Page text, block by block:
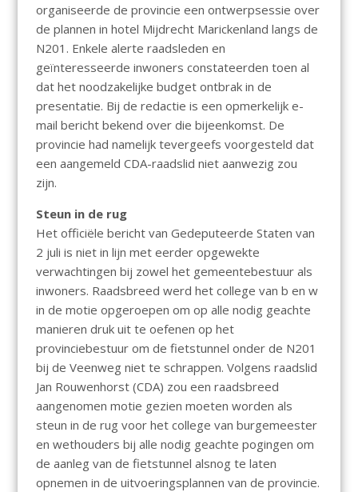
organiseerde de provincie een ontwerpsessie over
de plannen in hotel Mijdrecht Marickenland langs de
N201. Enkele alerte raadsleden en
geïnteresseerde inwoners constateerden toen al
dat het noodzakelijke budget ontbrak in de
presentatie. Bij de redactie is een opmerkelijk e-
mail bericht bekend over die bijeenkomst. De
provincie had namelijk tevergeefs voorgesteld dat
een aangemeld CDA-raadslid niet aanwezig zou
zijn.
Steun in de rug
Het officiële bericht van Gedeputeerde Staten van
2 juli is niet in lijn met eerder opgewekte
verwachtingen bij zowel het gemeentebestuur als
inwoners. Raadsbreed werd het college van b en w
in de motie opgeroepen om op alle nodig geachte
manieren druk uit te oefenen op het
provinciebestuur om de fietstunnel onder de N201
bij de Veenweg niet te schrappen. Volgens raadslid
Jan Rouwenhorst (CDA) zou een raadsbreed
aangenomen motie gezien moeten worden als
steun in de rug voor het college van burgemeester
en wethouders bij alle nodig geachte pogingen om
de aanleg van de fietstunnel alsnog te laten
opnemen in de uitvoeringsplannen van de provincie.